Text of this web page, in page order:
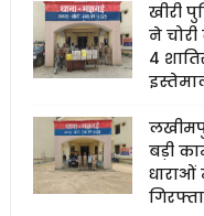
खीरी
ने
4
बड़ी
धाराओं